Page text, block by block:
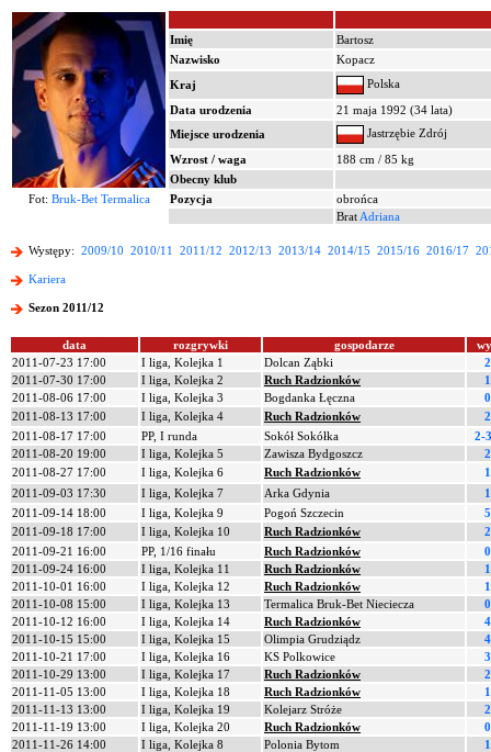
Imię
Bartosz
Nazwisko
Kopacz
Kraj
Polska
Data urodzenia
21 maja 1992 (34 lata)
Miejsce urodzenia
Jastrzębie Zdrój
Wzrost / waga
188 cm / 85 kg
Obecny klub
Fot: Bruk-Bet Termalica Pozycja
obrońca
Brat Adriana
Występy: 2009/10 2010/11 2011/12 2012/13 2013/14 2014/15 2015/16 2016/17
Kariera
Sezon 2011/12
data rozgrywki gospodarze
2011-07-23 17:00
I liga, Kolejka 1 Dolcan Ząbki
2011-07-30 17:00
I liga, Kolejka 2 Ruch Radzionków
2011-08-06 17:00
I liga, Kolejka 3 Bogdanka Łęczna
2011-08-13 17:00
I liga, Kolejka 4 Ruch Radzionków
2011-08-17 17:00
PP, I runda Sokół Sokółka
2-
2011-08-20 19:00
I liga, Kolejka 5 Zawisza Bydgoszcz
2011-08-27 17:00
I liga, Kolejka 6 Ruch Radzionków
2011-09-03 17:30
I liga, Kolejka 7 Arka Gdynia
2011-09-14 18:00
I liga, Kolejka 9 Pogoń Szczecin
2011-09-18 17:00
I liga, Kolejka 10 Ruch Radzionków
2011-09-21 16:00
PP, 1/16 finału Ruch Radzionków
2011-09-24 16:00
I liga, Kolejka 11 Ruch Radzionków
2011-10-01 16:00
I liga, Kolejka 12 Ruch Radzionków
2011-10-08 15:00
I liga, Kolejka 13 Termalica Bruk-Bet Nieciecza
2011-10-12 16:00
I liga, Kolejka 14 Ruch Radzionków
2011-10-15 15:00
I liga, Kolejka 15 Olimpia Grudziądz
2011-10-21 17:00
I liga, Kolejka 16 KS Polkowice
2011-10-29 13:00
I liga, Kolejka 17 Ruch Radzionków
2011-11-05 13:00
I liga, Kolejka 18 Ruch Radzionków
2011-11-13 13:00
I liga, Kolejka 19 Kolejarz Stróże
2011-11-19 13:00
I liga, Kolejka 20 Ruch Radzionków
2011-11-26 14:00
I liga, Kolejka 8 Polonia Bytom